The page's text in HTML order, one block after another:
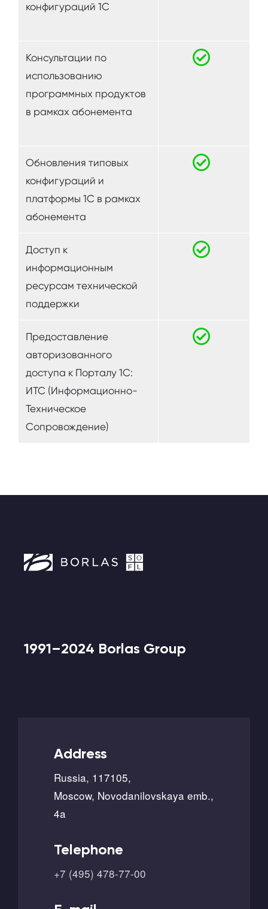
конфигураций 1C
Консультации по
использованию
программных продуктов
в рамках абонемента
Обновления типовых
конфигураций и
платформы 1С в рамках
абонемента
Доступ к
информационным
ресурсам технической
поддержки
Предоставление
авторизованного
доступа к Порталу 1С:
ИТС (Информационно-
Техническое
Сопровождение)
1991–2024 Borlas Group
Address
Russia, 117105,
Moscow, Novodanilovskaya emb.,
4a
Telephone
+7 (495) 478-77-00